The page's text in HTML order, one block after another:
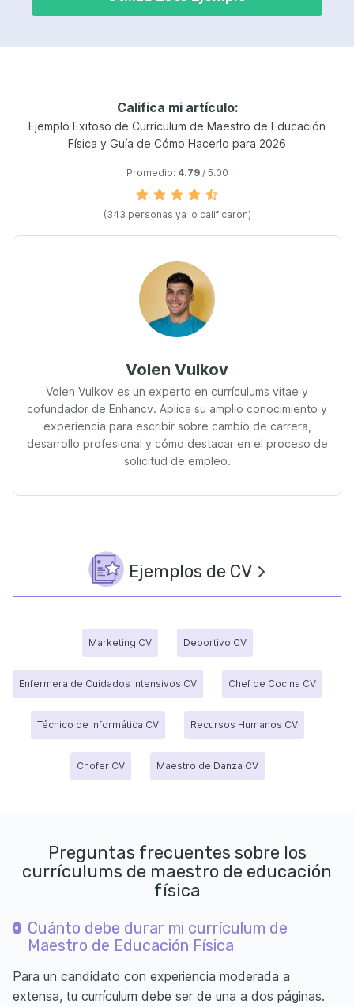
Califica mi artículo:
Ejemplo Exitoso de Currículum de Maestro de Educación
Física y Guía de Cómo Hacerlo para 2026
Promedio: 4.79/ 5.00
(343 personas ya lo calificaron)
Volen Vulkov
Volen Vulkov es un experto en currículums vitae y
cofundador de Enhancv. Aplica su amplio conocimiento y
experiencia para escribir sobre cambio de carrera,
desarrollo profesional y cómo destacar en el proceso de
solicitud de empleo.
Ejemplos de CV
Marketing CV Deportivo CV
Enfermera de Cuidados Intensivos CV Chef de Cocina CV
Técnico de Informática CV Recursos Humanos CV
Chofer CV Maestro de Danza CV
Preguntas frecuentes sobre los
currículums de maestro de educación
física
Cuánto debe durar mi currículum de
Maestro de Educación Física
Para un candidato con experiencia moderada a
extensa, tu currículum debe ser de una a dos páginas.